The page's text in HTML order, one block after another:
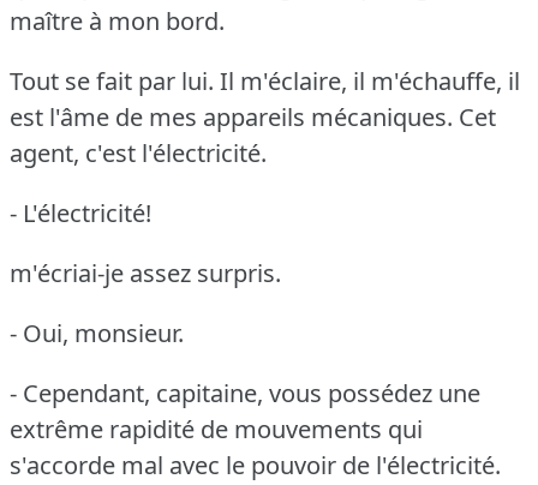
maître à mon bord.
Tout se fait par lui. Il m'éclaire, il m'échauffe, il
est l'âme de mes appareils mécaniques. Cet
agent, c'est l'électricité.
- L'électricité!
m'écriai-je assez surpris.
- Oui, monsieur.
- Cependant, capitaine, vous possédez une
extrême rapidité de mouvements qui
s'accorde mal avec le pouvoir de l'électricité.